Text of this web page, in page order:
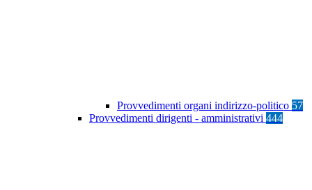
Provvedimenti organi indirizzo-politico 57
Provvedimenti dirigenti - amministrativi 444